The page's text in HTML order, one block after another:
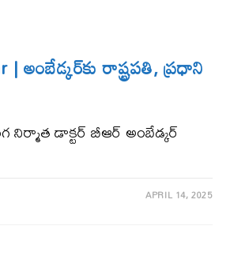
అంబేడ్కర్‌కు రాష్ట్రపతి, ప్రధాని
నిర్మాత డాక్టర్‌ బీఆర్‌ అంబేడ్కర్
APRIL 14, 2025